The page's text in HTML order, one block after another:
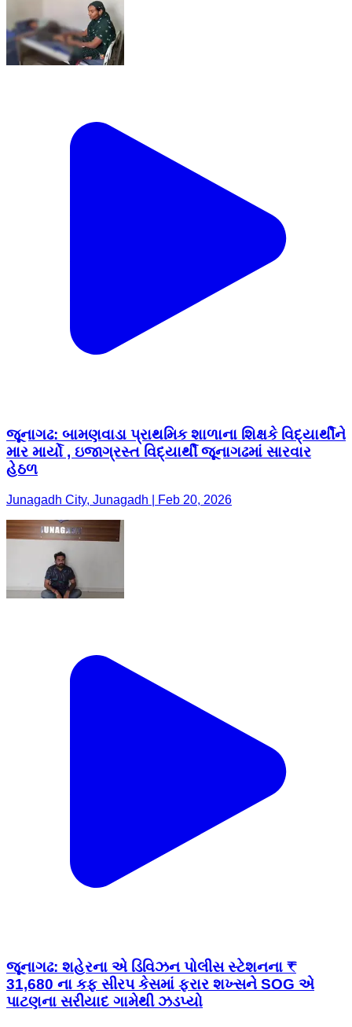
જૂનાગઢ: બામણવાડા પ્રાથમિક શાળાના શિક્ષકે વિદ્યાર્થીને
માર માર્યો , ઇજાગ્રસ્ત વિદ્યાર્થી જૂનાગઢમાં સારવાર
હેઠળ
Junagadh City, Junagadh | Feb 20, 2026
જૂનાગઢ: શહેરના એ ડિવિઝન પોલીસ સ્ટેશનના ₹
31,680 ના કફ સીરપ કેસમાં ફરાર શખ્સને SOG એ
પાટણના સરીયાદ ગામેથી ઝડપ્યો